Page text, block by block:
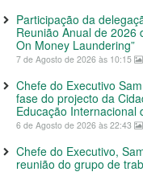
Participação da
Reunião Anual de 2026
On Money Laundering”
7 de Agosto de 2026 às 10:15
Chefe do Executivo
fase do projecto da
Educação Internacional
6 de Agosto de 2026 às 22:43
Chefe do Executivo,
reunião do grupo de